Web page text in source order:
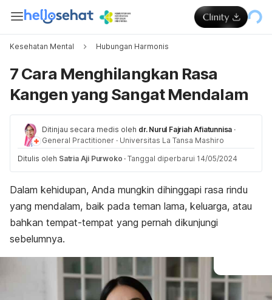
Kesehatan Mental Hubungan Harmonis
7 Cara Menghilangkan Rasa
Kangen yang Sangat Mendalam
Ditinjau secara medis oleh dr. Nurul Fajriah Afiatunnisa ·
General Practitioner · Universitas La Tansa Mashiro
Ditulis oleh Satria Aji Purwoko · Tanggal diperbarui 14/05/2024
Dalam kehidupan, Anda mungkin dihinggapi rasa rindu
yang mendalam, baik pada teman lama, keluarga, atau
bahkan tempat-tempat yang pernah dikunjungi
sebelumnya.